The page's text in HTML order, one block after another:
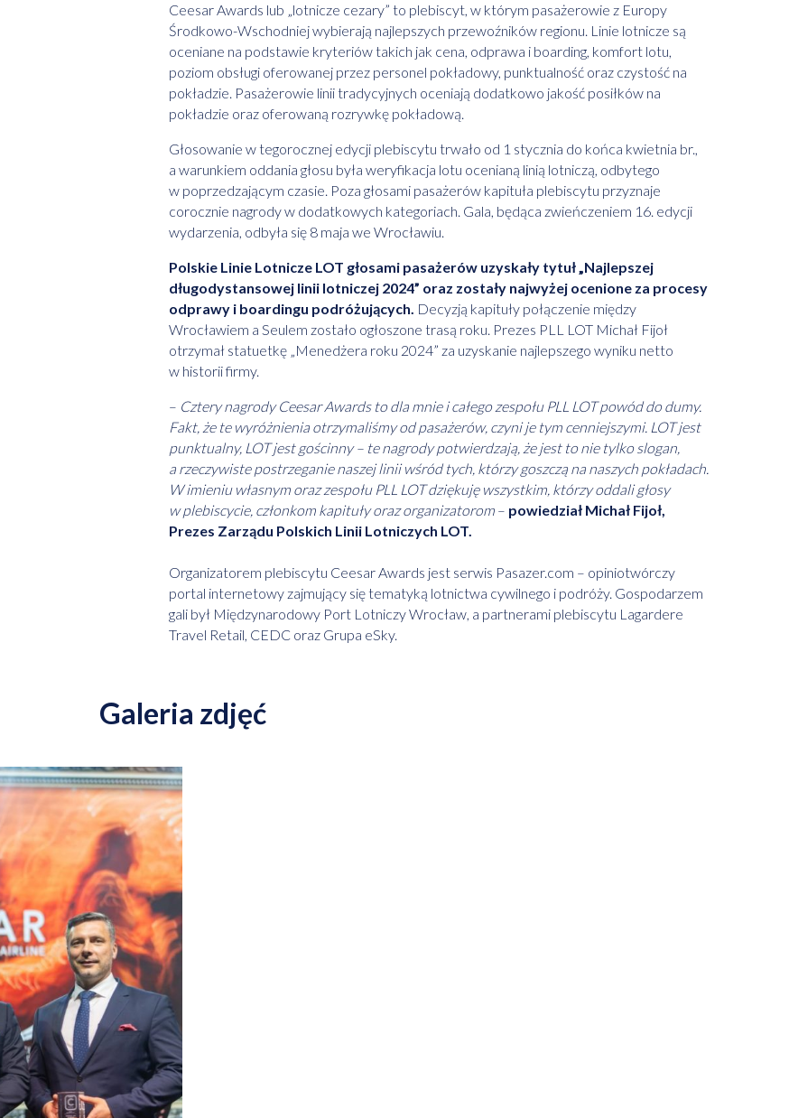
Ceesar Awards lub „lotnicze cezary” to plebiscyt, w którym pasażerowie z Europy
Środkowo-Wschodniej wybierają najlepszych przewoźników regionu. Linie lotnicze są
oceniane na podstawie kryteriów takich jak cena, odprawa i boarding, komfort lotu,
poziom obsługi oferowanej przez personel pokładowy, punktualność oraz czystość na
pokładzie. Pasażerowie linii tradycyjnych oceniają dodatkowo jakość posiłków na
pokładzie oraz oferowaną rozrywkę pokładową.
Głosowanie w tegorocznej edycji plebiscytu trwało od 1 stycznia do końca kwietnia br.,
a warunkiem oddania głosu była weryfikacja lotu ocenianą linią lotniczą, odbytego
w poprzedzającym czasie. Poza głosami pasażerów kapituła plebiscytu przyznaje
corocznie nagrody w dodatkowych kategoriach. Gala, będąca zwieńczeniem 16. edycji
wydarzenia, odbyła się 8 maja we Wrocławiu.
Polskie Linie Lotnicze LOT głosami pasażerów uzyskały tytuł „Najlepszej
długodystansowej linii lotniczej 2024” oraz zostały najwyżej ocenione za procesy
odprawy i boardingu podróżujących. Decyzją kapituły połączenie między
Wrocławiem a Seulem zostało ogłoszone trasą roku. Prezes PLL LOT Michał Fijoł
otrzymał statuetkę „Menedżera roku 2024” za uzyskanie najlepszego wyniku netto
w historii firmy.
– Cztery nagrody Ceesar Awards to dla mnie i całego zespołu PLL LOT powód do dumy.
Fakt, że te wyróżnienia otrzymaliśmy od pasażerów, czyni je tym cenniejszymi. LOT jest
punktualny, LOT jest gościnny – te nagrody potwierdzają, że jest to nie tylko slogan,
a rzeczywiste postrzeganie naszej linii wśród tych, którzy goszczą na naszych pokładach.
W imieniu własnym oraz zespołu PLL LOT dziękuję wszystkim, którzy oddali głosy
w plebiscycie, członkom kapituły oraz organizatorom – powiedział Michał Fijoł,
Prezes Zarządu Polskich Linii Lotniczych LOT.
Organizatorem plebiscytu Ceesar Awards jest serwis Pasazer.com – opiniotwórczy
portal internetowy zajmujący się tematyką lotnictwa cywilnego i podróży. Gospodarzem
gali był Międzynarodowy Port Lotniczy Wrocław, a partnerami plebiscytu Lagardere
Travel Retail, CEDC oraz Grupa eSky.
Galeria zdjęć